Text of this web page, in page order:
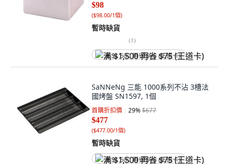
$98
($98.00/1個)
暫時缺貨
(1)
满 $1,500 再省 $75 (王道卡)
SaNNeNg 三能 1000系列不沾 3槽法
國烤盤 SN1597, 1個
首購折扣價 29%$677
$477
($477.00/1個)
暫時缺貨
满 $1,500 再省 $75 (王道卡)